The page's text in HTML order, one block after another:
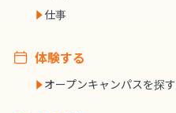
仕事
体験する
オープンキャンパスを探す